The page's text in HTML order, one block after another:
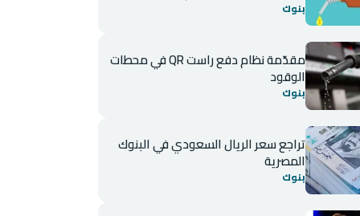
بنوك
مقدّمة نظام دفع راست QR في محطات
الوقود
بنوك
تراجع سعر الريال السعودي في البنوك
المصرية
بنوك